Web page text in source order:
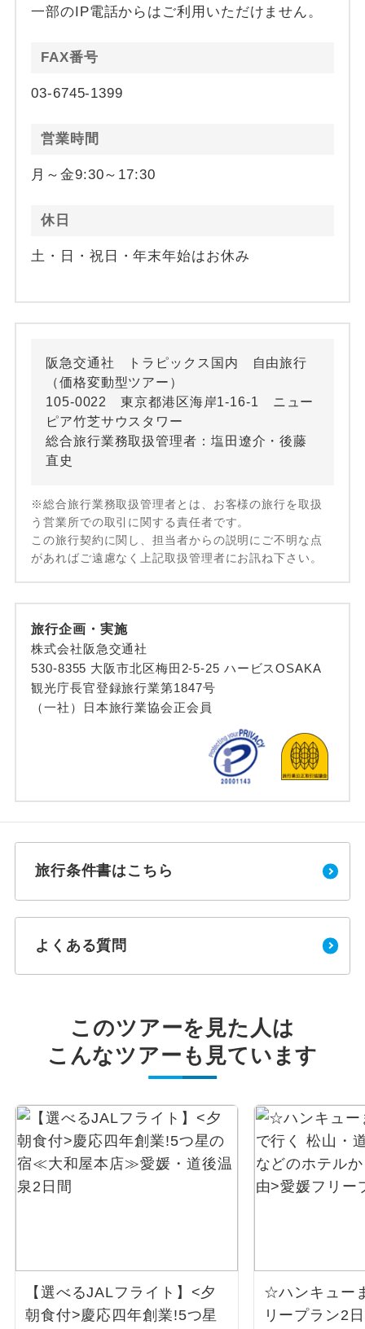
一部のIP電話からはご利用いただけません。
FAX番号
03-6745-1399
営業時間
月～金9:30～17:30
休日
土・日・祝日・年末年始はお休み
阪急交通社 トラピックス国内 自由旅行
（価格変動型ツアー）
105-0022 東京都港区海岸1-16-1 ニュー
ピア竹芝サウスタワー
総合旅行業務取扱管理者：塩田遼介・後藤
直史
※総合旅行業務取扱管理者とは、お客様の旅行を取扱
う営業所での取引に関する責任者です。
この旅行契約に関し、担当者からの説明にご不明な点
があればご遠慮なく上記取扱管理者にお訊ね下さい。
旅行企画・実施
株式会社阪急交通社
530-8355 大阪市北区梅田2-5-25 ハービスOSAKA
観光庁長官登録旅行業第1847号
（一社）日本旅行業協会正会員
旅行条件書はこちら
よくある質問
このツアーを見た人は
こんなツアーも見ています
【選べるJALフライト】<夕
朝食付>慶応四年創業!5つ星
☆ハンキュー
リープラン2